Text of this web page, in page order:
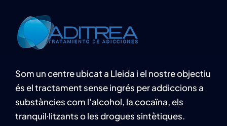
Som un centre ubicat a Lleida i el nostre objectiu
és el tractament sense ingrés per addiccions a
substàncies com l'alcohol, la cocaïna, els
tranquil·litzants o les drogues sintètiques.